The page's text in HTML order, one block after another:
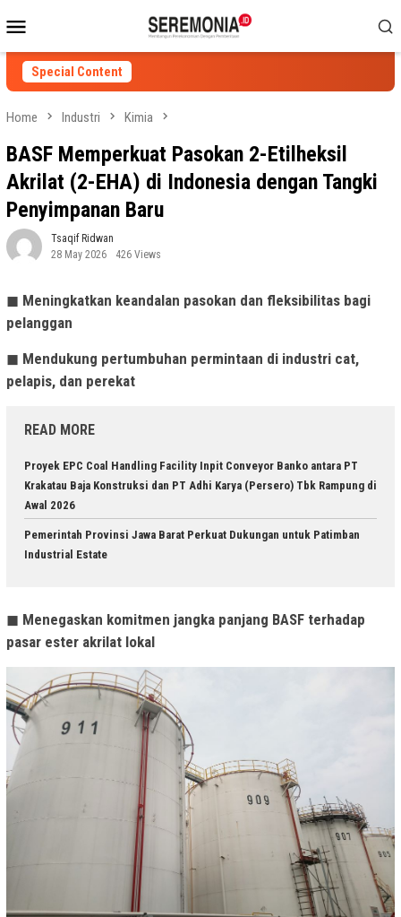
to
contentMenu
Special Content
Home Industri Kimia
BASF Memperkuat Pasokan 2-Etilheksil
Akrilat (2-EHA) di Indonesia dengan Tangki
Penyimpanan Baru
Tsaqif Ridwan
28 May 2026
426 Views
◼ Meningkatkan keandalan pasokan dan fleksibilitas bagi
pelanggan
◼ Mendukung pertumbuhan permintaan di industri cat,
pelapis, dan perekat
READ MORE
Proyek EPC Coal Handling Facility Inpit Conveyor Banko antara PT
Krakatau Baja Konstruksi dan PT Adhi Karya (Persero) Tbk Rampung di
Awal 2026
Pemerintah Provinsi Jawa Barat Perkuat Dukungan untuk Patimban
Industrial Estate
◼ Menegaskan komitmen jangka panjang BASF terhadap
pasar ester akrilat lokal